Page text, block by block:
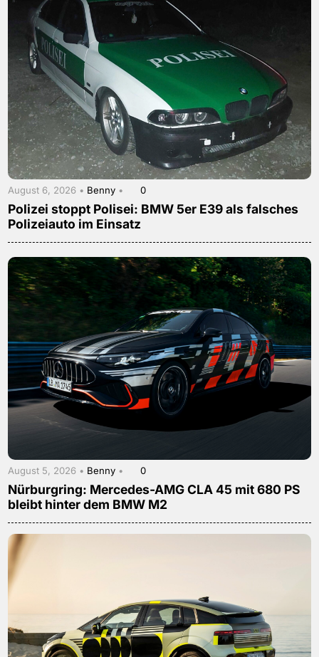
August 6, 2026 • Benny • 0
Polizei stoppt Polisei: BMW 5er E39 als falsches
Polizeiauto im Einsatz
August 5, 2026 • Benny • 0
Nürburgring: Mercedes-AMG CLA 45 mit 680 PS
bleibt hinter dem BMW M2